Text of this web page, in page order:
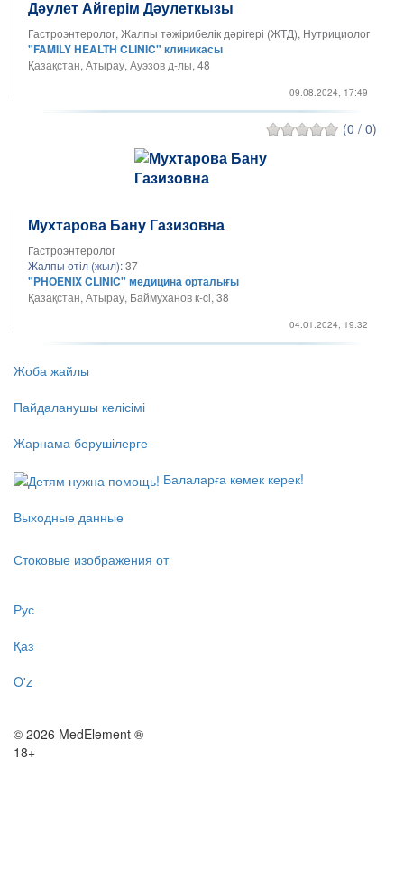
Дәулет Айгерім Дəулеткызы
Гастроэнтеролог, Жалпы тәжірибелік дәрігері (ЖТД), Нутрициолог
"FAMILY HEALTH CLINIC" клиникасы
Қазақстан, Атырау, Ауэзов д-лы, 48
09.08.2024, 17:49
(0 / 0)
Мухтарова Бану Газизовна
Гастроэнтеролог
Жалпы өтіл (жыл):37
"PHOENIX CLINIC" медицина орталығы
Қазақстан, Атырау, Баймуханов к-ci, 38
04.01.2024, 19:32
Жоба жайлы
Пайдаланушы келісімі
Жарнама берушілерге
Балаларға көмек керек!
Выходные данные
Стоковые изображения от
Рус
Қаз
O'z
© 2026 MedElement ®
18+